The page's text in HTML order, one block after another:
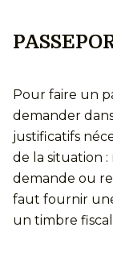
Pour faire un
demander
justificatifs
de la situation
demande ou
faut fournir
un timbre